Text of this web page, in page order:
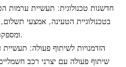
חדשנות טכנולוגית: תעשיית ערמות
בטכנולוגיית הטעינה, אמצעי
ומספקת הזדמנויות למשקיעים.
הזדמנויות לשיתוף פעולה:
שיתוף פעולה עם יצרני רכב